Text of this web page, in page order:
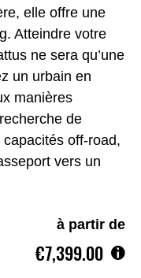
elle offre une
Atteindre votre
ne sera qu’une
un urbain en
manières
de
off-road,
vers un
à partir de
€7,399.00